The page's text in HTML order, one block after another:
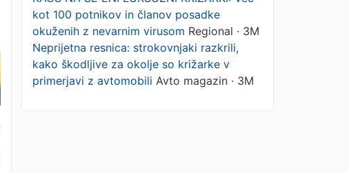
kot 100 potnikov in članov posadke
okuženih z nevarnim virusom Regional · 3M
Neprijetna resnica: strokovnjaki razkrili,
kako škodljive za okolje so križarke v
primerjavi z avtomobili Avto magazin · 3M